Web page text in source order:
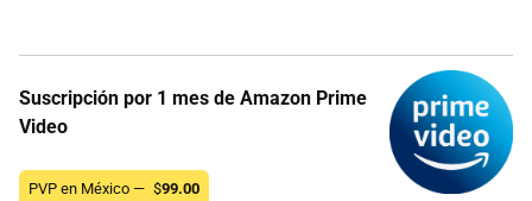
Suscripción por 1 mes de Amazon Prime
Video
PVP en México — $99.00